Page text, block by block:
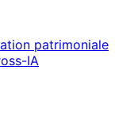
patrimoniale
IA